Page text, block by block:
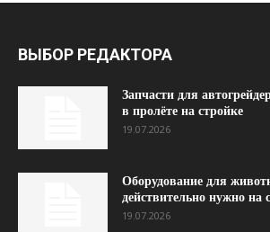
ВЫБОР РЕДАКТОРА
Запчасти для
в пролёте на стройке
19.07.2026
Оборудование для
действительно нужно на
19.07.2026